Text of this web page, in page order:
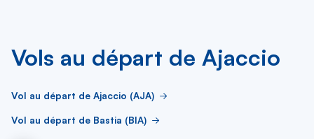
Vols au départ de Ajaccio
Vol au départ de Ajaccio (AJA)
Vol au départ de Bastia (BIA)